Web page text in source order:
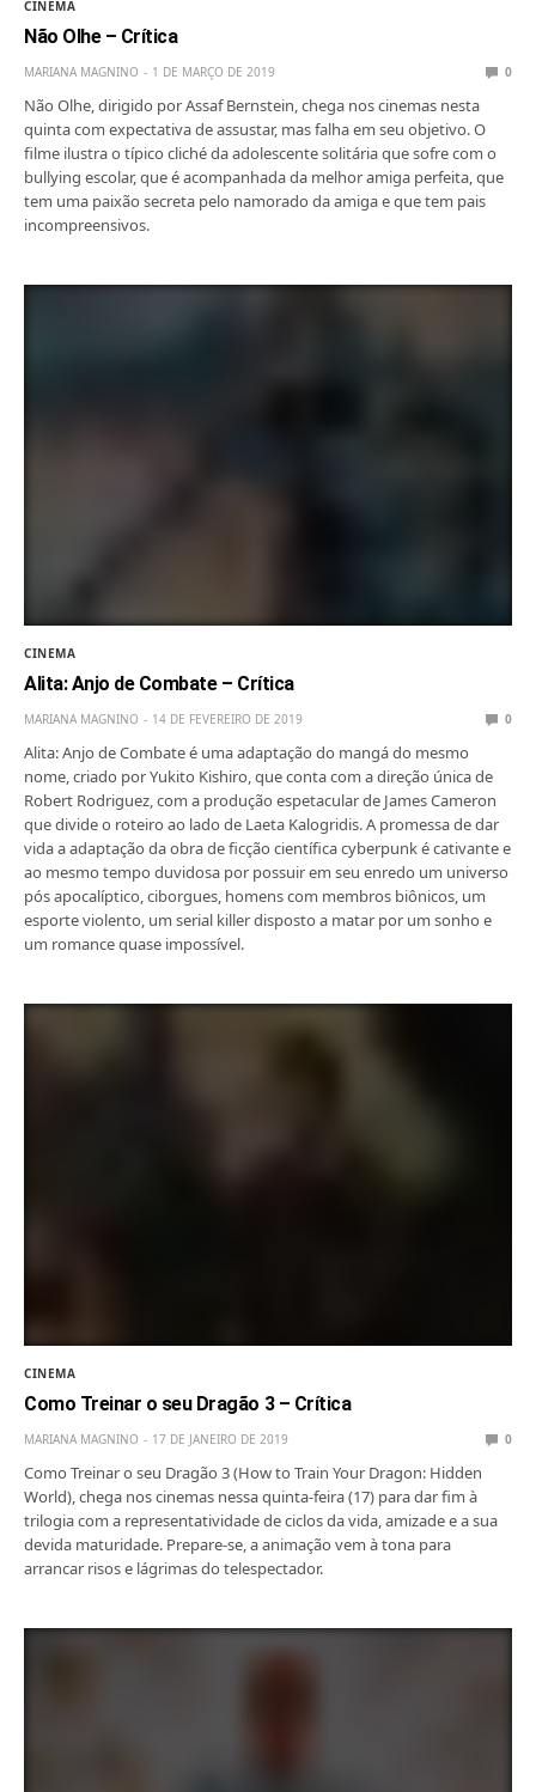
CINEMA
Não Olhe – Crítica
MARIANA MAGNINO 1 DE MARÇO DE 2019 0
Não Olhe, dirigido por Assaf Bernstein, chega nos cinemas nesta
quinta com expectativa de assustar, mas falha em seu objetivo. O
filme ilustra o típico cliché da adolescente solitária que sofre com o
bullying escolar, que é acompanhada da melhor amiga perfeita, que
tem uma paixão secreta pelo namorado da amiga e que tem pais
incompreensivos.
CINEMA
Alita: Anjo de Combate – Crítica
MARIANA MAGNINO 14 DE FEVEREIRO DE 2019 0
Alita: Anjo de Combate é uma adaptação do mangá do mesmo
nome, criado por Yukito Kishiro, que conta com a direção única de
Robert Rodriguez, com a produção espetacular de James Cameron
que divide o roteiro ao lado de Laeta Kalogridis. A promessa de dar
vida a adaptação da obra de ficção científica cyberpunk é cativante e
ao mesmo tempo duvidosa por possuir em seu enredo um universo
pós apocalíptico, ciborgues, homens com membros biônicos, um
esporte violento, um serial killer disposto a matar por um sonho e
um romance quase impossível.
CINEMA
Como Treinar o seu Dragão 3 – Crítica
MARIANA MAGNINO 17 DE JANEIRO DE 2019 0
Como Treinar o seu Dragão 3 (How to Train Your Dragon: Hidden
World), chega nos cinemas nessa quinta-feira (17) para dar fim à
trilogia com a representatividade de ciclos da vida, amizade e a sua
devida maturidade. Prepare-se, a animação vem à tona para
arrancar risos e lágrimas do telespectador.